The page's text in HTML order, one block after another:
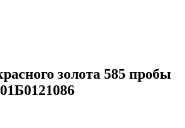
золота 585 пробы